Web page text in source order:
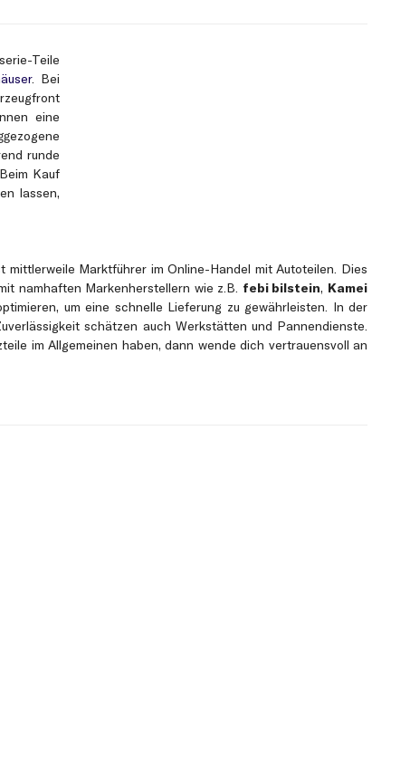
Teile
. Bei
eine
runde
Kauf
lassen,
Marktführer im Online-Handel mit Autoteilen. Dies
namhaften Markenherstellern wie z.B. febi bilstein, Kamei
um eine schnelle Lieferung zu gewährleisten. In der
schätzen auch Werkstätten und Pannendienste.
im Allgemeinen haben, dann wende dich vertrauensvoll an